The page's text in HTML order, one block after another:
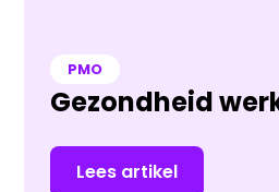
PMO
Gezondheid
Lees artikel